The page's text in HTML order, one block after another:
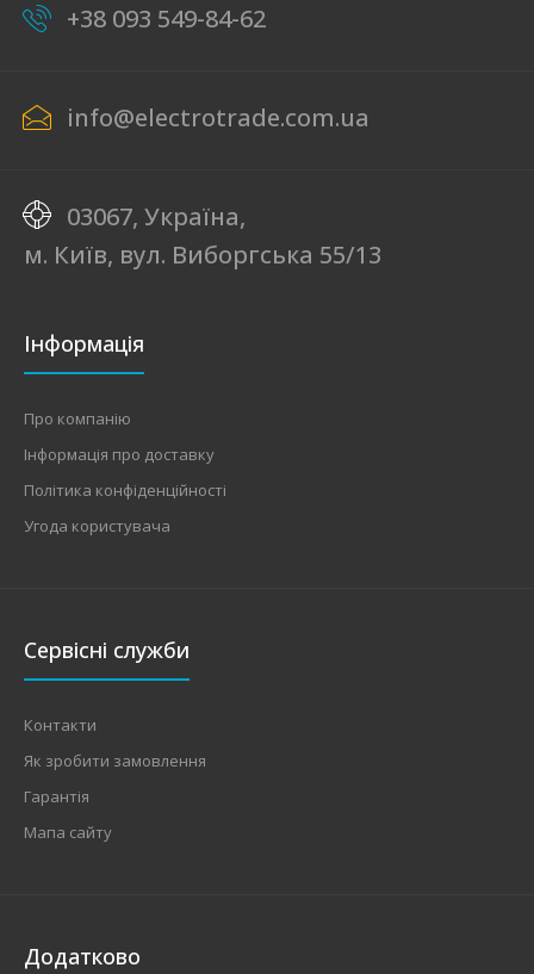
+38 093 549-84-62
info@electrotrade.com.ua
03067, Україна,
м. Київ, вул. Виборгська 55/13
Інформація
Про компанію
Інформація про доставку
Політика конфіденційності
Угода користувача
Сервісні служби
Контакти
Як зробити замовлення
Гарантія
Мапа сайту
Додатково